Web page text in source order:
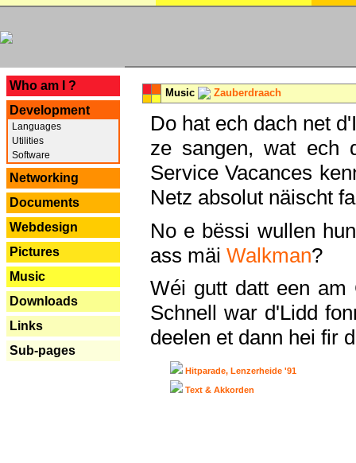
Who am I ?
Development
Languages
Utilities
Software
Networking
Documents
Webdesign
Pictures
Music
Downloads
Links
Sub-pages
Music Zauberdraach
Do hat ech dach net
ze sangen, wat ech
Service Vacances
Netz absolut näischt
No e bëssi wullen
ass mäi Walkman?
Wéi gutt datt een am
Schnell war d'Lidd
deelen et dann hei fir
Hitparade, Lenzerheide '91
Text & Akkorden